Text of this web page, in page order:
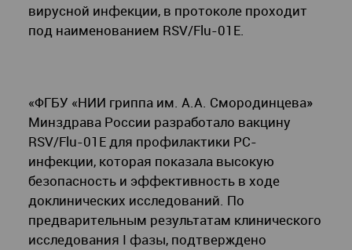
вирусной инфекции, в протоколе проходит
под наименованием RSV/Flu-01E.
«ФГБУ «НИИ гриппа им. А.А. Смородинцева»
Минздрава России разработало вакцину
RSV/Flu-01E для профилактики РС-
инфекции, которая показала высокую
безопасность и эффективность в ходе
доклинических исследований. По
предварительным результатам клинического
исследования I фазы, подтверждено